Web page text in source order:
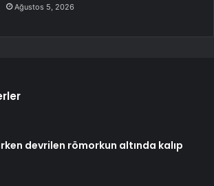
Ağustos 5, 2026
devrilen römorkun altında kalıp